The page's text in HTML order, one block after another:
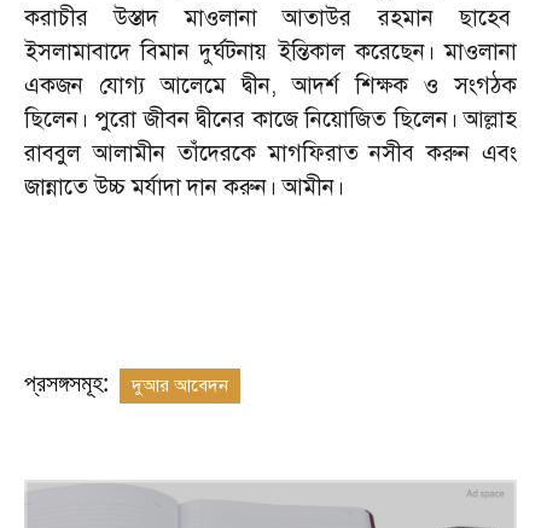
করাচীর উস্তাদ মাওলানা আতাউর রহমান ছাহেব
ইসলামাবাদে বিমান দুর্ঘটনায় ইন্তিকাল করেছেন। মাওলানা
একজন যোগ্য আলেমে দ্বীন, আদর্শ শিক্ষক ও সংগঠক
ছিলেন। পুরো জীবন দ্বীনের কাজে নিয়োজিত ছিলেন। আল্লাহ
রাববুল আলামীন তাঁদেরকে মাগফিরাত নসীব করুন এবং
জান্নাতে উচ্চ মর্যাদা দান করুন। আমীন।
প্রসঙ্গসমূহ: দুআর আবেদন